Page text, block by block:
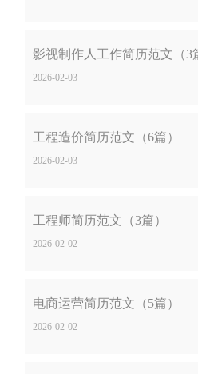
影视制作人工作简历范文（3
2026-02-03
工程造价简历范文（6篇）
2026-02-03
工程师简历范文（3篇）
2026-02-02
电商运营简历范文（5篇）
2026-02-02